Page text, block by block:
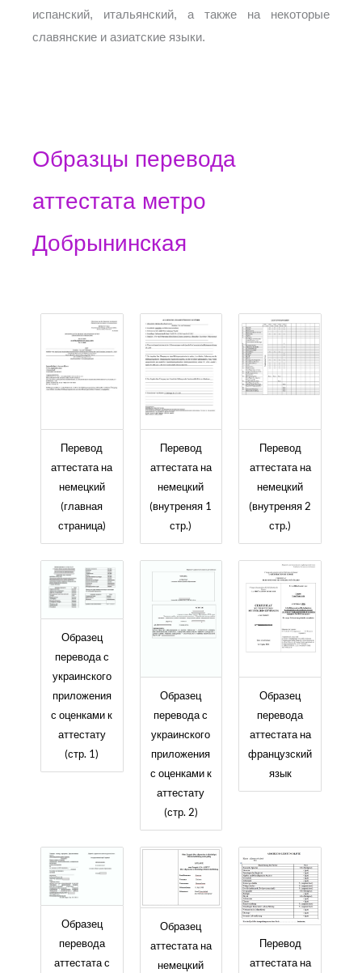
испанский, итальянский, а также на некоторые
славянские и азиатские языки.
Образцы перевода
аттестата метро
Добрынинская
Перевод
аттестата на
немецкий
(главная
страница)
Перевод
аттестата на
немецкий
(внутреняя 1
стр.)
Перевод
аттестата на
немецкий
(внутреняя 2
стр.)
Образец
перевода с
украинского
приложения
с оценками к
аттестату
(стр. 1)
Образец
перевода с
украинского
приложения
с оценками к
аттестату
(стр. 2)
Образец
перевода
аттестата на
французский
язык
Образец
перевода
аттестата с
Образец
аттестата на
немецкий
Перевод
аттестата на